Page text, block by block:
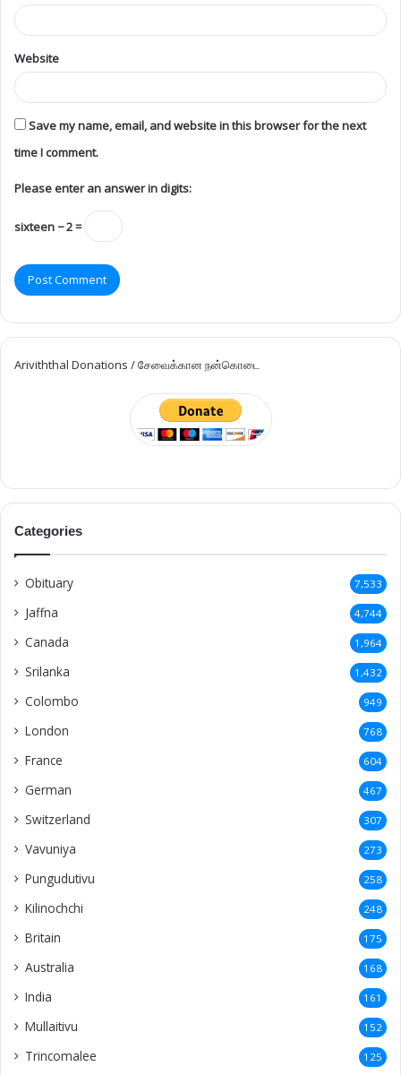
Website
Save my name, email, and website in this browser for the next
time I comment.
Please enter an answer in digits:
sixteen − 2 =
Ariviththal Donations / சேவைக்கான நன்கொடை
Categories
Obituary 7,533
Jaffna 4,744
Canada 1,964
Srilanka 1,432
Colombo 949
London 768
France 604
German 467
Switzerland 307
Vavuniya 273
Pungudutivu 258
Kilinochchi 248
Britain 175
Australia 168
India 161
Mullaitivu 152
Trincomalee 125